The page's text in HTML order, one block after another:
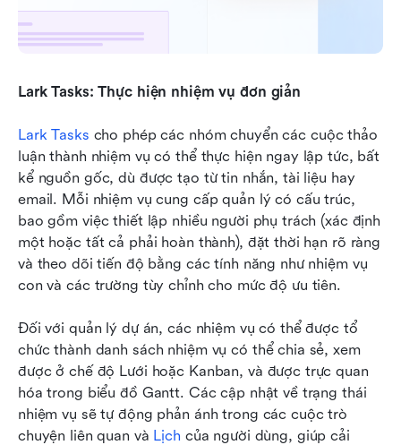
Lark Tasks: Thực hiện nhiệm vụ đơn giản
Lark Tasks cho phép các nhóm chuyển các cuộc thảo
luận thành nhiệm vụ có thể thực hiện ngay lập tức, bất
kể nguồn gốc, dù được tạo từ tin nhắn, tài liệu hay
email. Mỗi nhiệm vụ cung cấp quản lý có cấu trúc,
bao gồm việc thiết lập nhiều người phụ trách (xác định
một hoặc tất cả phải hoàn thành), đặt thời hạn rõ ràng
và theo dõi tiến độ bằng các tính năng như nhiệm vụ
con và các trường tùy chỉnh cho mức độ ưu tiên.
Đối với quản lý dự án, các nhiệm vụ có thể được tổ
chức thành danh sách nhiệm vụ có thể chia sẻ, xem
được ở chế độ Lưới hoặc Kanban, và được trực quan
hóa trong biểu đồ Gantt. Các cập nhật về trạng thái
nhiệm vụ sẽ tự động phản ánh trong các cuộc trò
chuyện liên quan và Lịch của người dùng, giúp cải